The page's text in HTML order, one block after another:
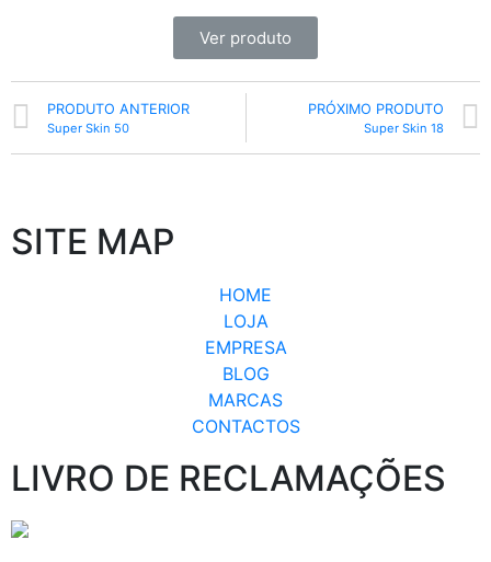
Ver produto
PRODUTO ANTERIOR
Super Skin 50
PRÓXIMO PRODUTO
Super Skin 18
SITE MAP
HOME
LOJA
EMPRESA
BLOG
MARCAS
CONTACTOS
LIVRO DE RECLAMAÇÕES